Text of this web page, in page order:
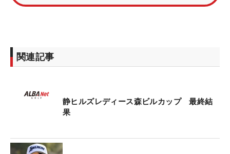
しかも合宿を主宰する“レジェンド”中嶋常幸が見守
先週は、最終日スタート時につけられていた9打差
をひっくり返しての勝利。今週も2打差つけられて
した。「プレーオフなんだからピンを狙うしかな
い。失敗しても命まで取られるわけでもない」。こ
んな気概を前面に、決着がついたプレーオフ1ホー
じ込んだ。そして「64」と急浮上し勢いづいていた
関連記事
静ヒルズレディース森ビルカップ 最終結
果